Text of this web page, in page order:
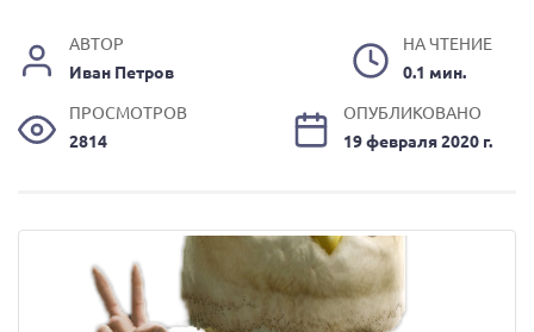
АВТОР
Иван Петров
НА ЧТЕНИЕ
0.1 мин.
ПРОСМОТРОВ
2814
ОПУБЛИКОВАНО
19 февраля 2020 г.